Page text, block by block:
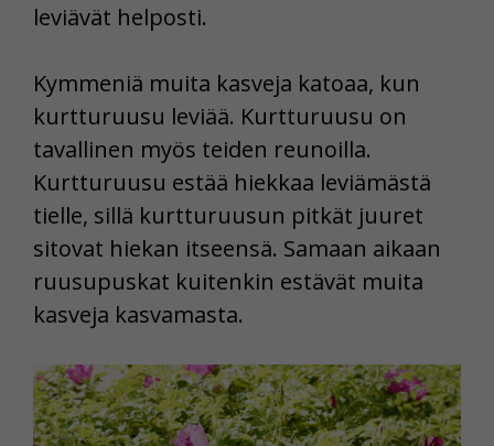
leviävät helposti.
Kymmeniä muita kasveja katoaa, kun
kurtturuusu leviää. Kurtturuusu on
tavallinen myös teiden reunoilla.
Kurtturuusu estää hiekkaa leviämästä
tielle, sillä kurtturuusun pitkät juuret
sitovat hiekan itseensä. Samaan aikaan
ruusupuskat kuitenkin estävät muita
kasveja kasvamasta.